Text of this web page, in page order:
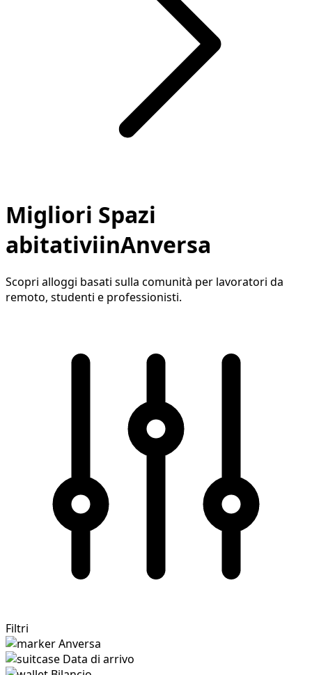
Migliori Spazi
abitativiinAnversa
Scopri alloggi basati sulla comunità per lavoratori da
remoto, studenti e professionisti.
Filtri
Anversa
Data di arrivo